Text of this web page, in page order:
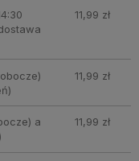
11,99 zł
11,99 zł
a
11,99 zł